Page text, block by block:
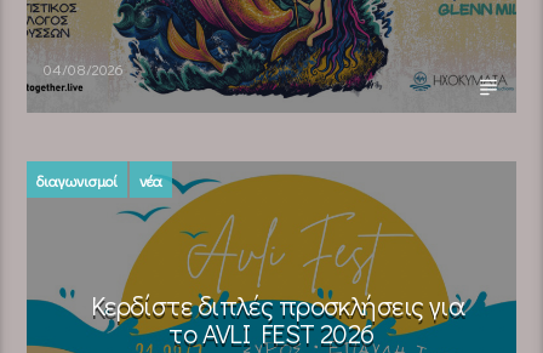
04/08/2026
διαγωνισμοί νέα
Κερδίστε διπλές προσκλήσεις για
το AVLI FEST 2026